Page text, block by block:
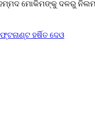
ମୋକିମଙ୍କୁ ଦଳରୁ
ହର୍ଷିତ ଦେଓ